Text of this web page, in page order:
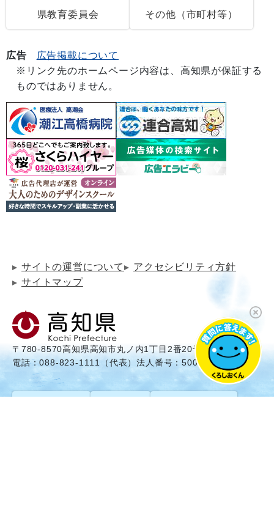
県教育委員会 その他（市町村等）
広告
広告掲載について
※リンク先のホームページ内容は、高知県が保証する
ものではありません。
サイトの運営について
アクセシビリティ方針
サイトマップ
〒780-8570高知県高知市丸ノ内1丁目2番20号
電話：088-823-1111（代表）法人番号：5000020390003